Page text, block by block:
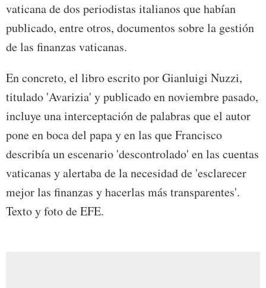
vaticana de dos periodistas italianos que habían
publicado, entre otros, documentos sobre la gestión
de las finanzas vaticanas.
En concreto, el libro escrito por Gianluigi Nuzzi,
titulado 'Avarizia' y publicado en noviembre pasado,
incluye una interceptación de palabras que el autor
pone en boca del papa y en las que Francisco
describía un escenario 'descontrolado' en las cuentas
vaticanas y alertaba de la necesidad de 'esclarecer
mejor las finanzas y hacerlas más transparentes'.
Texto y foto de EFE.